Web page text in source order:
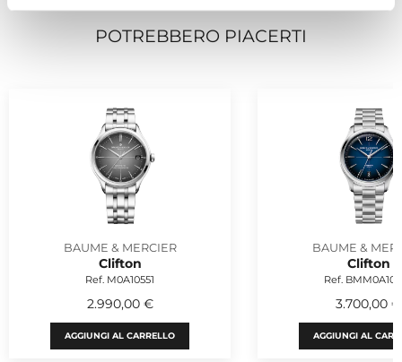
POTREBBERO PIACERTI
BAUME & MERCIER
Clifton
Ref. M0A10551
2.990,00 €
AGGIUNGI AL CARRELLO
BAUME &
Clifton
Ref.
3.700,00 €
AGGIUNGI AL